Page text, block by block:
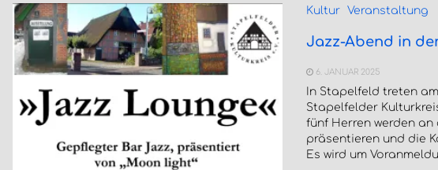
Kultur Veranstaltung
Jazz-Abend in
6. JANUAR 2025
In Stapelfeld treten
Stapelfelder
fünf Herren werden an
präsentieren und die
Es wird um